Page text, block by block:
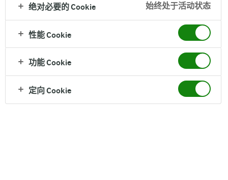
全线品牌
了解更多
绝对必要的 Cookie 始终处于活动状态
性能 Cookie
功能 Cookie
定向 Cookie